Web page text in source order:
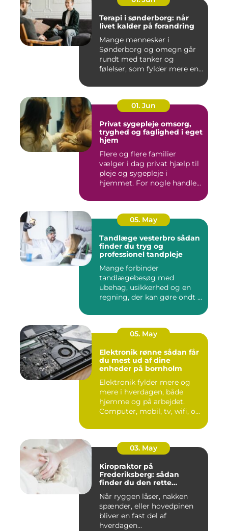
Terapi i sønderborg: når
livet kalder på forandring
Mange mennesker i
Sønderborg og omegn går
rundt med tanker og
følelser, som fylder mere end
01. Jun
Privat sygepleje omsorg,
tryghed og faglighed i eget
hjem
Flere og flere familier
vælger i dag privat hjælp til
pleje og sygepleje i
hjemmet. For nogle handle...
05. May
Tandlæge vesterbro sådan
finder du tryg og
professionel tandpleje
Mange forbinder
tandlægebesøg med
ubehag, usikkerhed og en
regning, der kan gøre ondt i
05. May
Elektronik rønne sådan får
du mest ud af dine
enheder på bornholm
Elektronik fylder mere og
mere i hverdagen, både
hjemme og på arbejdet.
Computer, mobil, tv, wifi, o...
03. May
Kiropraktor på
Frederiksberg: sådan
finder du den rette
Når ryggen låser, nakken
spænder, eller hovedpinen
bliver en fast del af
hverdagen...